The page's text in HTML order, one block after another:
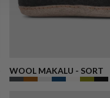
WOOL MAKALU - SORT